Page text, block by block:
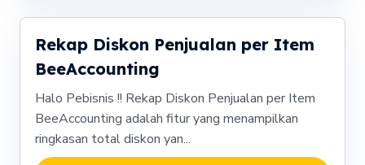
Rekap Diskon Penjualan per Item
BeeAccounting
Halo Pebisnis !! Rekap Diskon Penjualan per Item
BeeAccounting adalah fitur yang menampilkan
ringkasan total diskon yan...